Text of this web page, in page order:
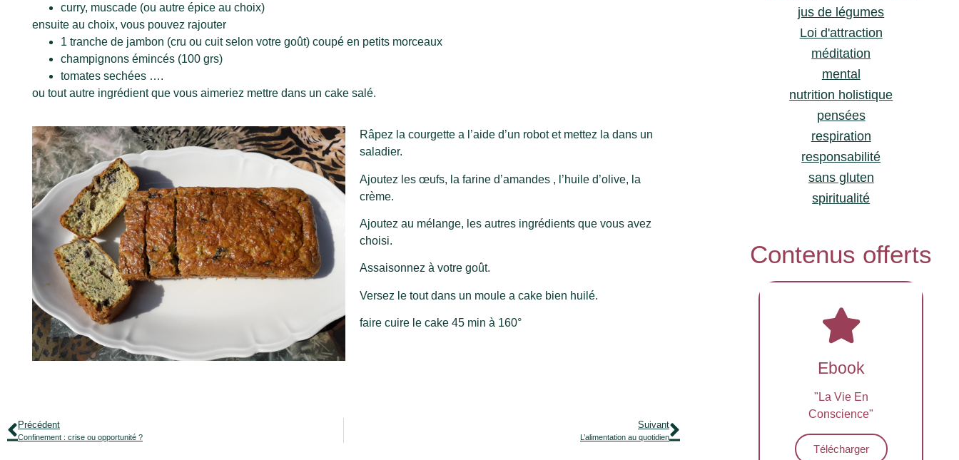
curry, muscade (ou autre épice au choix)
ensuite au choix, vous pouvez rajouter
1 tranche de jambon (cru ou cuit selon votre goût) coupé en petits morceaux
champignons émincés (100 grs)
tomates sechées ….
ou tout autre ingrédient que vous aimeriez mettre dans un cake salé.
Râpez la courgette a l’aide d’un robot et mettez la dans un
saladier.
Ajoutez les œufs, la farine d’amandes , l’huile d’olive, la
crème.
Ajoutez au mélange, les autres ingrédients que vous avez
choisi.
Assaisonnez à votre goût.
Versez le tout dans un moule a cake bien huilé.
faire cuire le cake 45 min à 160°
Précédent
Confinement : crise ou opportunité ?
Suivant
L’alimentation au quotidien
jus de légumes
Loi d'attraction
méditation
mental
nutrition holistique
pensées
respiration
responsabilité
sans gluten
spiritualité
Contenus offerts
Ebook
"La Vie En
Conscience"
Télécharger